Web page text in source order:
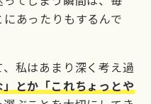
あったりもするんで
私はあまり深く考え過
とか「これちょっとや